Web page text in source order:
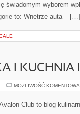
świadomym wyborem
to: Wnętrze auta – […]
I KUCHNIA
MOŻLIWOŚĆ
Club to blog